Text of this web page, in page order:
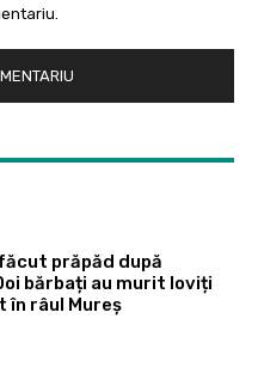
prăpăd după
bărbați au murit loviți
în râul Mureș